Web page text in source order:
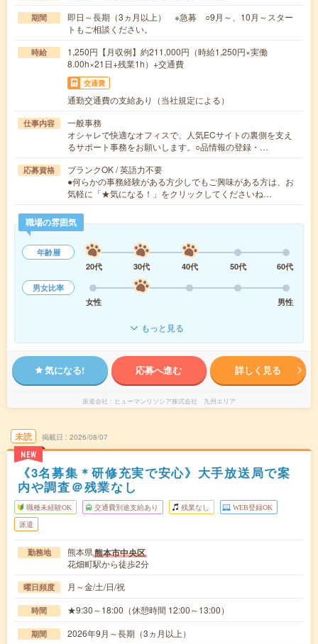
期間
即日～長期（3ヵ月以上） ※急募 ○9月～、10月～スター
トもご相談ください。
時給
1,250円【月収例】約211,000円（時給1,250円×実働
8.00h×21日+残業1h）+交通費
交通費
通勤交通費の支給あり（当社規定による）
仕事内容
一般事務
オシャレで快適なオフィスで、人気ECサイトの裏側を支え
るサポート事務をお願いします。○品情報の登録・…
応募資格
ブランクOK / 英語力不要
●何らかの事務経験がある方少しでもご興味がある方は、お
気軽に「★気になる！」をクリックしてくださいね…
職場の雰囲気
年齢層
20代
30代 40代 50代
60代
男女比率
女性
男性
もっと見る
気になる! 応募へ進む 詳しく見る
派遣会社 ヒューマンリソシア株式会社 九州エリア
未読
NEW
掲載日 2026/08/07
《3名募集＊研修充実で安心》大手放送局で案
内や調査＠残業なし
職種未経験OK 交通費別途支給あり 残業なし WEB登録OK
派遣
勤務地 熊本県熊本市中央区
花畑町駅から徒歩2分
曜日頻度 月～金/土/日/祝
時間 ★9:30～18:00（休憩時間 12:00～13:00）
期間 2026年9月～長期（3ヵ月以上）